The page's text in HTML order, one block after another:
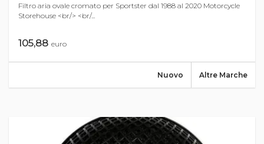
Filtro aria ovale cromato per Sportster dal 1988 al 2020 Motorcycle
Storehouse <br/> <br/...
105,88 euro
Altre Marche
Nuovo